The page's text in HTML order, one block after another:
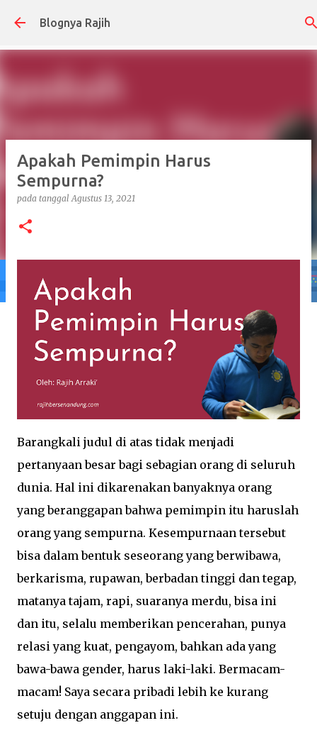
Langsung ke konten utama
Blognya Rajih
Apakah Pemimpin Harus
Sempurna?
pada tanggalAgustus 13, 2021
Barangkali judul di atas tidak menjadi
pertanyaan besar bagi sebagian orang di seluruh
dunia. Hal ini dikarenakan banyaknya orang
yang beranggapan bahwa pemimpin itu haruslah
orang yang sempurna. Kesempurnaan tersebut
bisa dalam bentuk seseorang yang berwibawa,
berkarisma, rupawan, berbadan tinggi dan tegap,
matanya tajam, rapi, suaranya merdu, bisa ini
dan itu, selalu memberikan pencerahan, punya
relasi yang kuat, pengayom, bahkan ada yang
bawa-bawa gender, harus laki-laki. Bermacam-
macam! Saya secara pribadi lebih ke kurang
setuju dengan anggapan ini.